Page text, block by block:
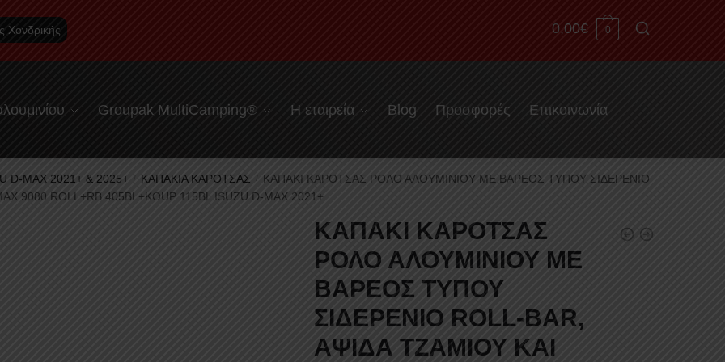
Χονδρικής 0,00€ 0
Groupak MultiCamping® Η εταιρεία Blog Προσφορές Επικοινωνία
D-MAX 2021+ & 2025+ / ΚΑΠΑΚΙΑ ΚΑΡΟΤΣΑΣ
ΚΑΠΑΚΙ ΚΑΡΟΤΣΑΣ ΡΟΛΟ ΑΛΟΥΜΙΝΙΟΥ ΜΕ ΒΑΡΕΟΣ ΤΥΠΟΥ ΣΙΔΕΡΕΝΙΟ
9080 ROLL+RB 405BL+KOUP 115BL ISUZU D-MAX 2021+
ΚΑΠΑΚΙ ΚΑΡΟΤΣΑΣ
ΡΟΛΟ ΑΛΟΥΜΙΝΙΟΥ ΜΕ
ΒΑΡΕΟΣ ΤΥΠΟΥ
ΣΙΔΕΡΕΝΙΟ ROLL-BAR,
ΑΨΙΔΑ ΤΖΑΜΙΟΥ ΚΑΙ